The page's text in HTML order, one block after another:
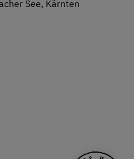
See, Kärnten